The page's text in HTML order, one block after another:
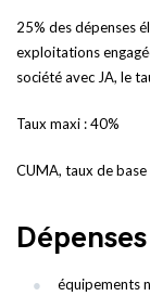
25% des dépenses
exploitations
société avec JA, le
Taux maxi : 40%
CUMA, taux de
équipements